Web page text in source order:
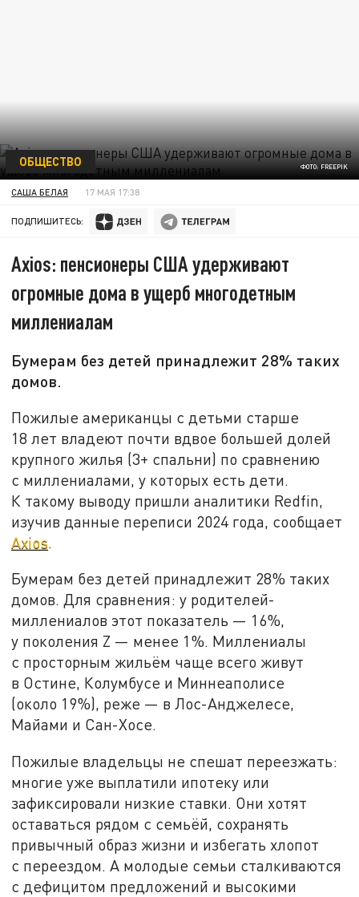
ФОТО: FREEPIK
ОБЩЕСТВО
САША БЕЛАЯ 17 МАЯ 17:38
ПОДПИШИТЕСЬ:
Axios: пенсионеры США удерживают
огромные дома в ущерб многодетным
миллениалам
Бумерам без детей принадлежит 28% таких
домов.
Пожилые американцы с детьми старше
18 лет владеют почти вдвое большей долей
крупного жилья (3+ спальни) по сравнению
с миллениалами, у которых есть дети.
К такому выводу пришли аналитики Redfin,
изучив данные переписи 2024 года, сообщает
Axios.
Бумерам без детей принадлежит 28% таких
домов. Для сравнения: у родителей-
миллениалов этот показатель — 16%,
у поколения Z — менее 1%. Миллениалы
с просторным жильём чаще всего живут
в Остине, Колумбусе и Миннеаполисе
(около 19%), реже — в Лос-Анджелесе,
Майами и Сан-Хосе.
Пожилые владельцы не спешат переезжать:
многие уже выплатили ипотеку или
зафиксировали низкие ставки. Они хотят
оставаться рядом с семьёй, сохранять
привычный образ жизни и избегать хлопот
с переездом. А молодые семьи сталкиваются
с дефицитом предложений и высокими